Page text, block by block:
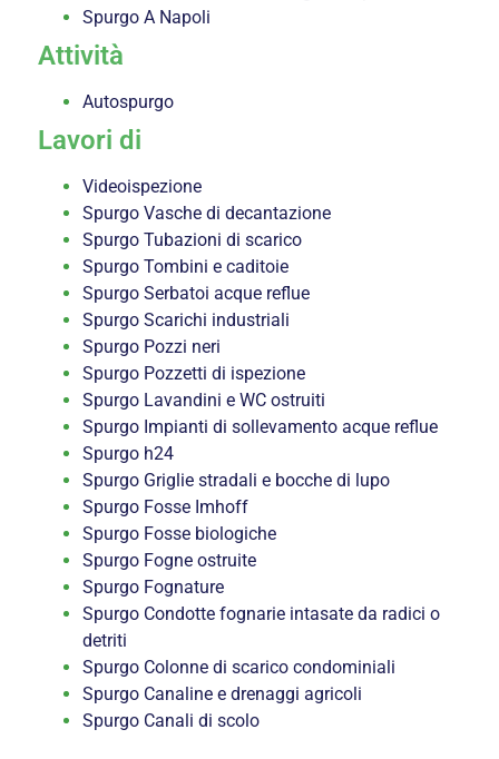
Spurgo A Napoli
Attività
Autospurgo
Lavori di
Videoispezione
Spurgo Vasche di decantazione
Spurgo Tubazioni di scarico
Spurgo Tombini e caditoie
Spurgo Serbatoi acque reflue
Spurgo Scarichi industriali
Spurgo Pozzi neri
Spurgo Pozzetti di ispezione
Spurgo Lavandini e WC ostruiti
Spurgo Impianti di sollevamento acque reflue
Spurgo h24
Spurgo Griglie stradali e bocche di lupo
Spurgo Fosse Imhoff
Spurgo Fosse biologiche
Spurgo Fogne ostruite
Spurgo Fognature
Spurgo Condotte fognarie intasate da radici o
detriti
Spurgo Colonne di scarico condominiali
Spurgo Canaline e drenaggi agricoli
Spurgo Canali di scolo